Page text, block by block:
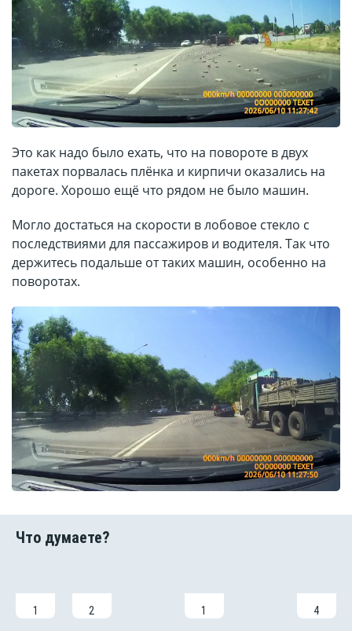
Это как надо было ехать, что на повороте в двух
пакетах порвалась плёнка и кирпичи оказались на
дороге. Хорошо ещё что рядом не было машин.
Могло достаться на скорости в лобовое стекло с
последствиями для пассажиров и водителя. Так что
держитесь подальше от таких машин, особенно на
поворотах.
1 2 1 4